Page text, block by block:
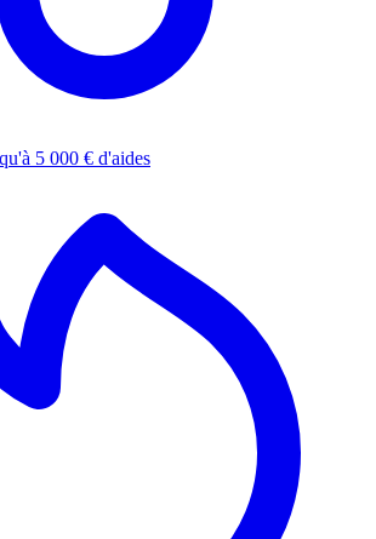
5 000 € d'aides